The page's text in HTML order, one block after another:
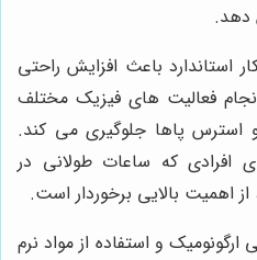
دهد.
استاندارد باعث افزایش راحتی
فعالیت های فیزیک مختلف
پاها جلوگیری می ‌کند.
افرادی که ساعات طولانی در
اهمیت بالایی برخوردار است.
و استفاده از مواد نرم